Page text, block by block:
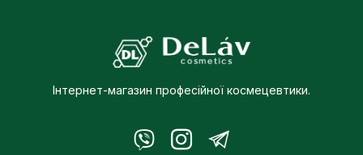
Інтернет-магазин професійної космецевтики.